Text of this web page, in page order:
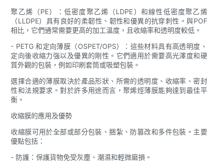
聚乙烯（PE）：低密度聚乙烯（LDPE）和線性低密度聚乙烯
（LLDPE）具有良好的柔韌性、韌性和優異的抗穿刺性。與POF
相比，它們通常需要更高的加工溫度，且收縮率和透明度較低。
- PETG 和定向薄膜（OSPET/OPS）：這些材料具有高透明度、
定向後收縮力強以及優異的剛性。它們適用於需要高光澤度和硬
質外觀的包裝，例如印刷套筒或吸塑包裝。
選擇合適的薄膜取決於產品形狀、所需的透明度、收縮率、密封
性和法規要求。對於許多用途而言，聚烯烴薄膜能夠達到最佳平
衡。
收縮膜的應用及優勢
收縮膜可用於全部或部分包裝、捆紮、防篡改和多件包裝。主要
優點包括：
- 防護：保護貨物免受灰塵、潮濕和輕微磨損。